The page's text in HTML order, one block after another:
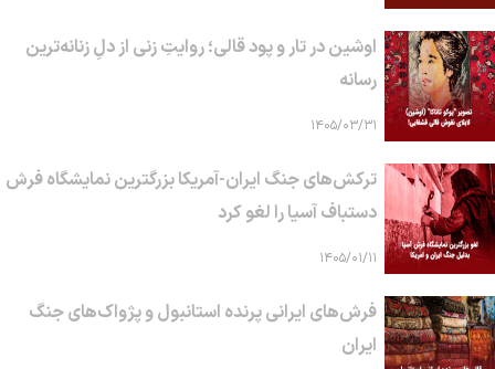
اوشین در تار و پود قالی؛ روایتِ زنی از دلِ زنانه‌ترین
رسانه
۱۴۰۵/۰۳/۳۱
ترکش‌های جنگ ایران-آمریکا بزرگترین نمایشگاه فرش
دستباف آسیا را لغو کرد
۱۴۰۵/۰۱/۱۱
فرش‌های ایرانی پرنده استانبول و پژواک‌های جنگ
ایران